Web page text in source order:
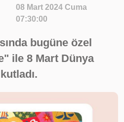
08 Mart 2024 Cuma
07:30:00
bugüne özel
ile 8 Mart Dünya